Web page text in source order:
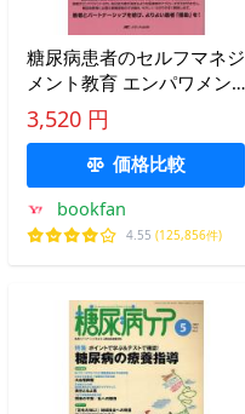
糖尿病患者のセルフマネジ
メント教育 エンパワメン
トと自己効力 わかる!使え
る!やる気を高める!/安酸史
3,520 円
価格比較
bookfan
4.55 (125,856件)